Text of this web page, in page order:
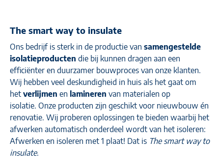
The smart way to insulate
Ons bedrijf is sterk in de productie van samengestelde
isolatieproducten die bij kunnen dragen aan een
efficiënter en duurzamer bouwproces van onze klanten.
Wij hebben veel deskundigheid in huis als het gaat om
het verlijmen en lamineren van materialen op
isolatie. Onze producten zijn geschikt voor nieuwbouw én
renovatie. Wij proberen oplossingen te bieden waarbij het
afwerken automatisch onderdeel wordt van het isoleren:
Afwerken en isoleren met 1 plaat! Dat is The smart way to
insulate.